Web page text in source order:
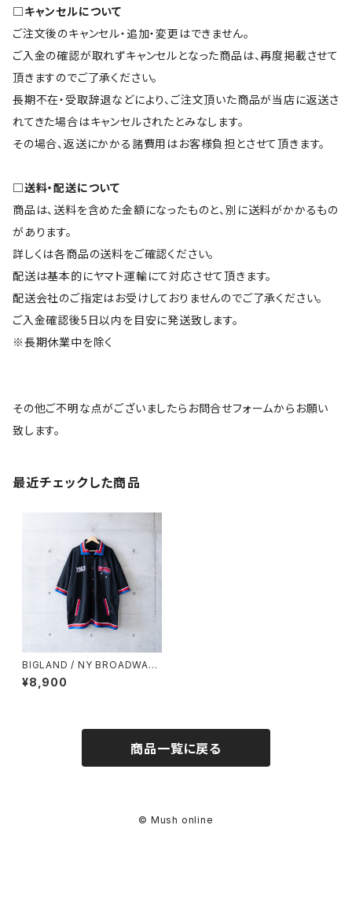
□キャンセルについて
ご注文後のキャンセル・追加・変更はできません。
ご入金の確認が取れずキャンセルとなった商品は、再度掲載させて
頂きますのでご了承ください。
長期不在・受取辞退などにより、ご注文頂いた商品が当店に返送さ
れてきた場合はキャンセルされたとみなします。
その場合、返送にかかる諸費用はお客様負担とさせて頂きます。
□送料・配送について
商品は、送料を含めた金額になったものと、別に送料がかかるもの
があります。
詳しくは各商品の送料をご確認ください。
配送は基本的にヤマト運輸にて対応させて頂きます。
配送会社のご指定はお受けしておりませんのでご了承ください。
ご入金確認後5日以内を目安に発送致します。
※長期休業中を除く
その他ご不明な点がございましたらお問合せフォームからお願い
致します。
最近チェックした商品
BIGLAND / NY BROADWAY
JERSEY (used)
¥8,900
商品一覧に戻る
© Mush online